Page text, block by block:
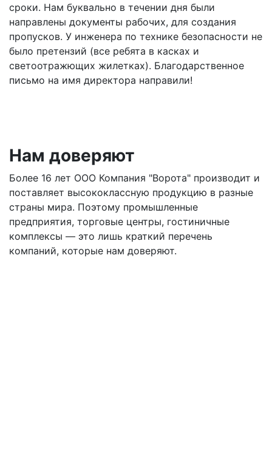
сроки. Нам буквально в течении дня были
направлены документы рабочих, для создания
пропусков. У инженера по технике безопасности не
было претензий (все ребята в касках и
светоотражющих жилетках). Благодарственное
письмо на имя директора направили!
Нам доверяют
Более 16 лет ООО Компания "Ворота" производит и
поставляет высококлассную продукцию в разные
страны мира. Поэтому промышленные
предприятия, торговые центры, гостиничные
комплексы — это лишь краткий перечень
компаний, которые нам доверяют.